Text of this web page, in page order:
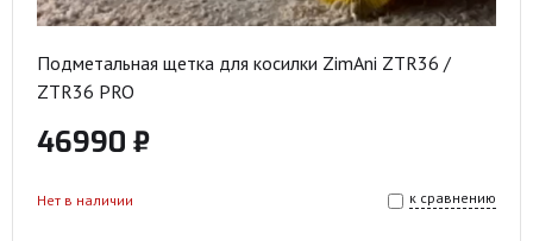
Подметальная щетка для косилки ZimAni ZTR36 /
ZTR36 PRO
46990 ₽
к сравнению
Нет в наличии